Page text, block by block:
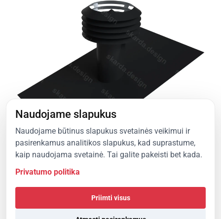
Naudojame slapukus
Naudojame būtinus slapukus svetainės veikimui ir
pasirenkamus analitikos slapukus, kad suprastume,
kaip naudojama svetainė. Tai galite pakeisti bet kada.
Privatumo politika
Priimti visus